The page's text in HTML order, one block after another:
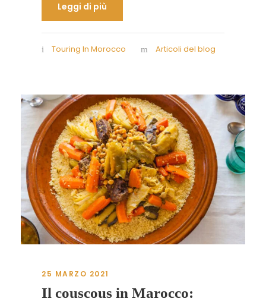
Leggi di più
Touring In Morocco Articoli del blog
25 MARZO 2021
Il couscous in Marocco: